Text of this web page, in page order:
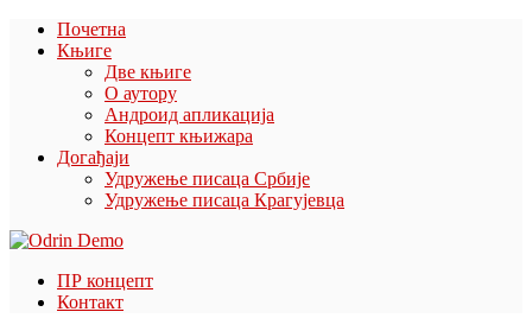
Почетна
Књиге
Две књиге
О аутору
Андроид апликација
Концепт књижара
Догађаји
Удружење писаца Србије
Удружење писаца Крагујевца
ПР концепт
Контакт